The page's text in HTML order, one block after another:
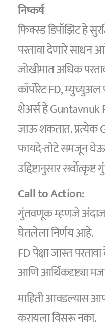
निष्कर्ष
फिक्स्ड डिपॉझिट हे
परतावा देणारे साधन
जोखीमात अधिक
कॉर्पोरेट FD,
शेअर्स हे Guntavnuk
जाऊ शकतात. प्रत्येक
फायदे-तोटे समजून
उद्दिष्टानुसार
Call to Action:
गुंतवणूक म्हणजे अंदाज
घेतलेला निर्णय आहे.
FD पेक्षा जास्त
आणि आर्थिकदृष्ट्या
माहिती आवडल्यास
करायला विसरू नका.